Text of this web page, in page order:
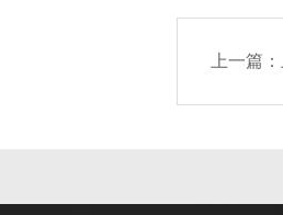
上一篇：